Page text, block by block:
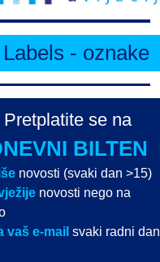
- oznake
Pretplatite se na
BILTEN
novosti (svaki dan >15)
novosti nego na
vaš e-mail svaki radni dan